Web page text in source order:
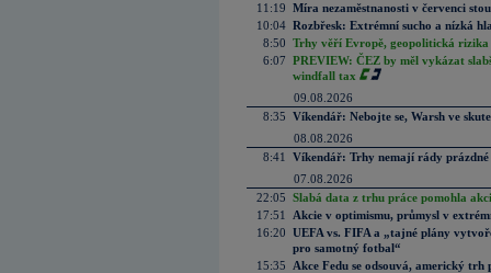
11:19 Míra nezaměstnanosti v červenci
10:04 Rozbřesk: Extrémní sucho a nízká
8:50 Trhy věří Evropě, geopolitická rizika
6:07 PREVIEW: ČEZ by měl vykázat
windfall tax
09.08.2026
8:35 Víkendář: Nebojte se, Warsh ve
08.08.2026
8:41
Víkendář: Trhy nemají rády prázdné
07.08.2026
22:05 Slabá data z trhu práce pomohla
17:51
Akcie v optimismu, průmysl v
16:20 UEFA vs. FIFA a „tajné plány
pro samotný fotbal“
15:35
Akce Fedu se odsouvá, americký